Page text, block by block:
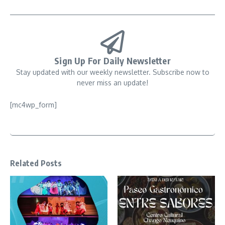
Sign Up For Daily Newsletter
Stay updated with our weekly newsletter. Subscribe now to
never miss an update!
[mc4wp_form]
Related Posts